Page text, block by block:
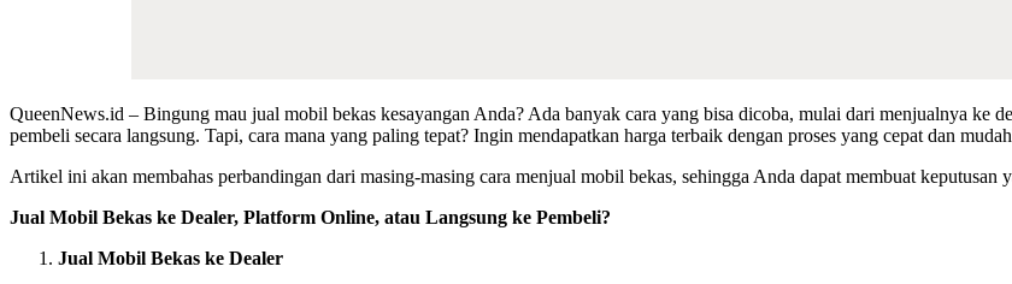
QueenNews.id – Bingung mau jual mobil bekas kesayangan Anda? Ada banyak cara yang bisa dicoba, mulai dari menjualnya ke
pembeli secara langsung. Tapi, cara mana yang paling tepat? Ingin mendapatkan harga terbaik dengan proses yang cepat dan
Artikel ini akan membahas perbandingan dari masing-masing cara menjual mobil bekas, sehingga Anda dapat membuat keputusan
Jual Mobil Bekas ke Dealer, Platform Online, atau Langsung ke Pembeli?
Jual Mobil Bekas ke Dealer